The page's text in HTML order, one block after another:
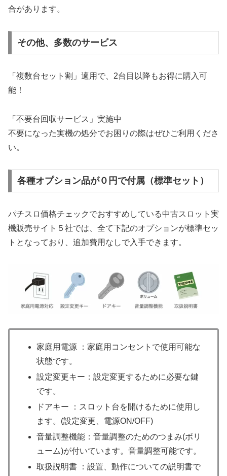
合があります。
その他、多数のサービス
「複数台セット割」適用で、2台目以降もお得に購入可
能！
「不要台回収サービス」実施中
不要になった実機の処分でお困りの際はぜひご利用くださ
い。
各種オプション品が０円で付属（標準セット）
パチスロ価格チェックでおすすめしている中古スロット実
機販売サイト５社では、全て下記のオプションが標準セッ
トとなっており、追加費用なしで入手できます。
家庭用電源 ：家庭用コンセントで使用可能な
状態です。
設定変更キー：設定変更するために必要な鍵
です。
ドアキー ：スロット台を開けるために使用し
ます。(設定変更、電源ON/OFF)
音量調整機能：音量調整のためのつまみ(ボリ
ューム)が付いています。音量調整可能です。
取扱説明書 ：設置、動作についての説明書で